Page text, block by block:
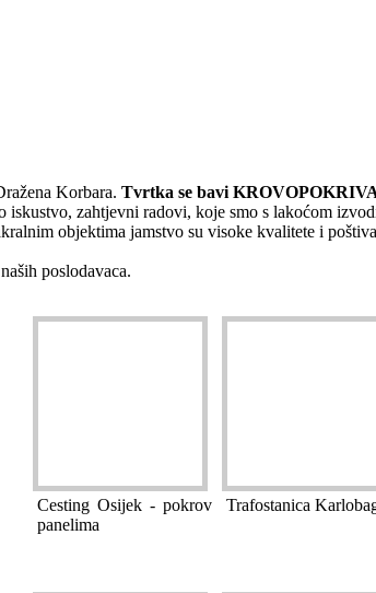
Korbara. Tvrtka se bavi
zahtjevni radovi, koje smo s lakoćom
objektima jamstvo su visoke kvalitete i
poslodavaca.
Cesting Osijek - pokrov
panelima
Trafostanica